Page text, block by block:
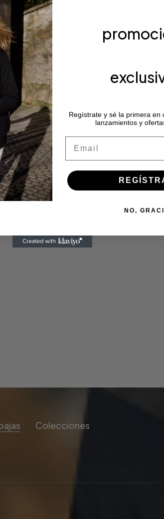
y/o acceder a la información del
consentir o retirar el consentimiento,
Colecciones
Regístrate y sé la primera en
lanzamientos y
NO,